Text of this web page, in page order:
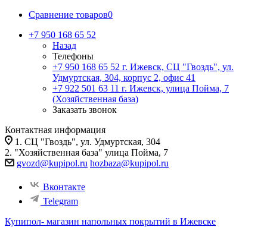
Сравнение товаров0
+7 950 168 65 52
Назад
Телефоны
+7 950 168 65 52 г. Ижевск, СЦ "Гвоздь", ул.
Удмуртская, 304, корпус 2, офис 41
+7 922 501 63 11 г. Ижевск, улица Пойма, 7
(Хозяйственная база)
Заказать звонок
Контактная информация
1. СЦ "Гвоздь", ул. Удмуртская, 304
2. "Хозяйственная база" улица Пойма, 7
gvozd@kupipol.ru hozbaza@kupipol.ru
Вконтакте
Telegram
Купипол- магазин напольных покрытий в Ижевске